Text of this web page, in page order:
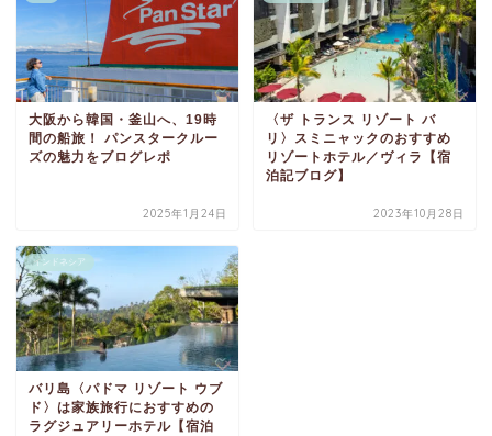
大阪から韓国・釜山へ、19時
間の船旅！ パンスタークルー
ズの魅力をブログレポ
2025年1月24日
〈ザ トランス リゾート バ
リ〉スミニャックのおすすめ
リゾートホテル／ヴィラ【宿
泊記ブログ】
2023年10月28日
インドネシア
バリ島〈パドマ リゾート ウブ
ド〉は家族旅行におすすめの
ラグジュアリーホテル【宿泊